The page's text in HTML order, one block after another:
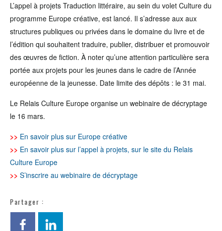
L’appel à projets Traduction littéraire, au sein du volet Culture du
programme Europe créative, est lancé. Il s’adresse aux aux
structures publiques ou privées dans le domaine du livre et de
l’édition qui souhaitent traduire, publier, distribuer et promouvoir
des œuvres de fiction. À noter qu’une attention particulière sera
portée aux projets pour les jeunes dans le cadre de l’Année
européenne de la jeunesse. Date limite des dépôts : le 31 mai.
Le Relais Culture Europe organise un webinaire de décryptage
le 16 mars.
>> En savoir plus sur Europe créative
>> En savoir plus sur l’appel à projets, sur le site du Relais
Culture Europe
>> S’inscrire au webinaire de décryptage
Partager :